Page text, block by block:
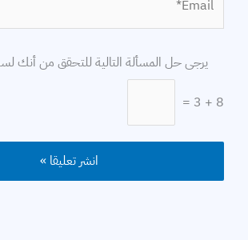
الموقع
يرجى حل المسألة التالية للتحقق من أنك
8 + 3 =